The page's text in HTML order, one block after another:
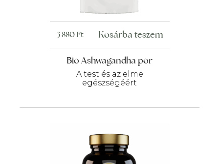
Bio Ashwagandha por
A test és az elme
egészségéért
3 880Ft Kosárba teszem